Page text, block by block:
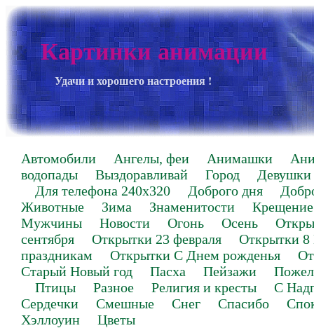
Картинки анимации
Удачи и хорошего настроения !
Автомобили Ангелы, феи Анимашки
водопады
Выздоравливай Город
Девушки
Для телефона 240х320
Доброго дня
Животные
Зима Знаменитости
Крещение
Мужчины
Новости Огонь Осень
сентября
Открытки 23 февраля
Открытки 8
праздникам
Открытки С Днем рожденья
Старый Новый год
Пасха Пейзажи
Птицы
Разное Религия и кресты
С
Сердечки
Смешные Снег Спасибо
Хэллоуин
Цветы